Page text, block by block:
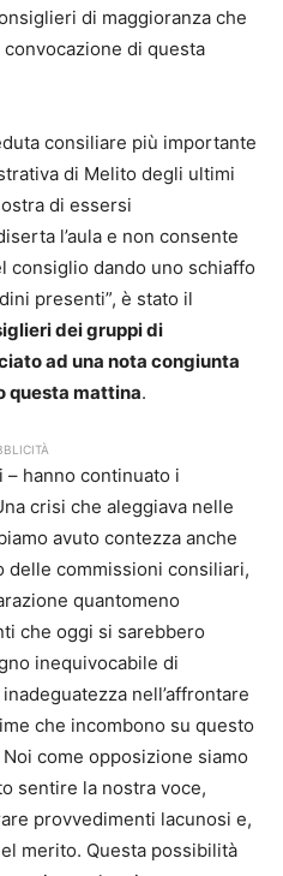
di maggioranza che
di questa
consiliare più importante
di Melito degli ultimi
di essersi
l’aula e non consente
consiglio dando uno schiaffo
presenti”, è stato il
dei gruppi di
ad una nota congiunta
questa mattina.
– hanno continuato i
crisi che aleggiava nelle
avuto contezza anche
delle commissioni consiliari,
quantomeno
che oggi si sarebbero
inequivocabile di
nell’affrontare
che incombono su questo
come opposizione siamo
sentire la nostra voce,
provvedimenti lacunosi e,
merito. Questa possibilità